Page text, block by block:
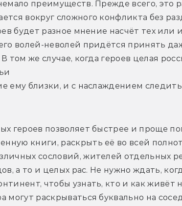
преимуществ. Прежде всего, это
вокруг сложного конфликта без
будет разное мнение насчёт тех или
волей-неволей придётся принять
том же случае, когда героев целая
ему близки, и с наслаждением
героев позволяет быстрее и проще
книги, раскрыть её во всей
сословий, жителей отдельных
а то и целых рас. Не нужно ждать,
чтобы узнать, кто и как живёт
могут раскрываться буквально на